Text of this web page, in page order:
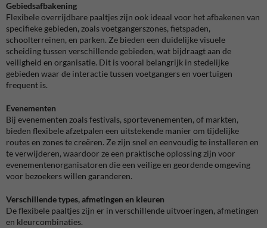
Gebiedsafbakening
Flexibele overrijdbare paaltjes zijn ook ideaal voor het afbakenen van
specifieke gebieden, zoals voetgangerszones, fietspaden,
schoolterreinen, en parken. Ze bieden een duidelijke visuele
scheiding tussen verschillende gebieden, wat bijdraagt aan de
veiligheid en organisatie. Dit is vooral belangrijk in stedelijke
gebieden waar de interactie tussen voetgangers en voertuigen
frequent is.
Evenementen
Bij evenementen zoals festivals, sportevenementen, of markten,
bieden flexibele afzetpalen een uitstekende manier om tijdelijke
routes en zones te creëren. Ze zijn snel en eenvoudig te installeren en
te verwijderen, waardoor ze een praktische oplossing zijn voor
evenementenorganisatoren die een veilige en geordende omgeving
voor bezoekers willen garanderen.
Verschillende types, afmetingen en kleuren
De flexibele paaltjes zijn er in verschillende uitvoeringen, afmetingen
en kleurcombinaties.